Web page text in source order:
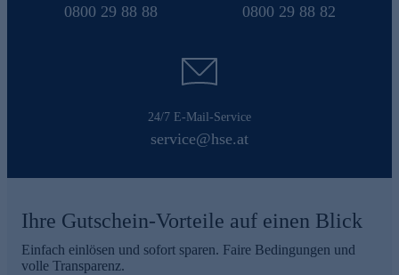
0800 29 88 88 0800 29 88 82
24/7 E-Mail-Service
service@hse.at
Ihre Gutschein-Vorteile auf einen Blick
Einfach einlösen und sofort sparen. Faire Bedingungen und
volle Transparenz.